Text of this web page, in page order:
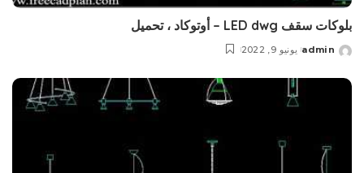
بلوکات سقف LED dwg – أوتوكاد ، تحمیل
Posted
admin يونيو 9, 2022